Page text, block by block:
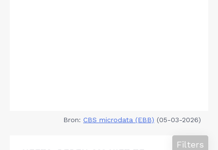
Bron: CBS microdata (EBB) (05-03-2026)
Filters